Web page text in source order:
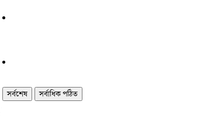
সর্বশেষ সর্বাধিক পঠিত